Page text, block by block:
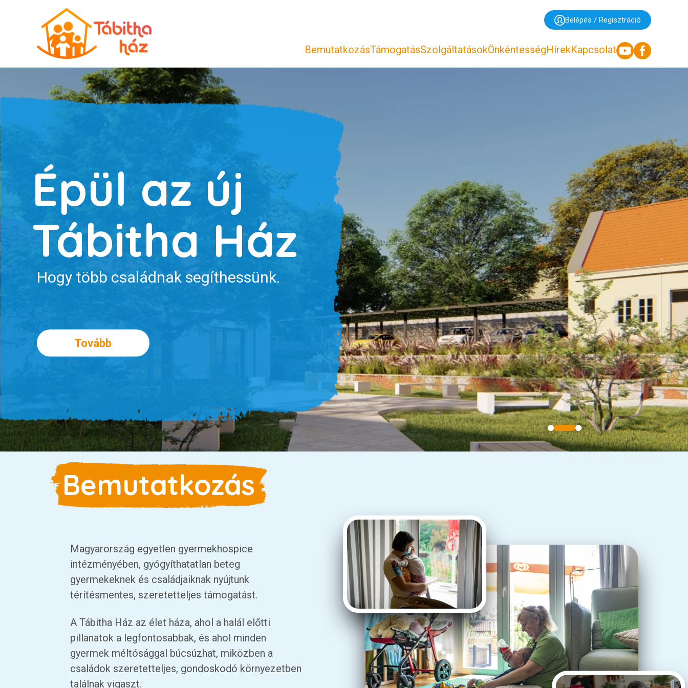
Belépés / Regisztráció
BemutatkozásTámogatásSzolgáltatásokÖnkéntességHírekKapcsolat
Épül az új
Tábitha Ház
Hogy több családnak segíthessünk.
Tovább
Bemutatkozás
Magyarország egyetlen gyermekhospice
intézményében, gyógyíthatatlan beteg
gyermekeknek és családjaiknak nyújtunk
térítésmentes, szeretetteljes támogatást.
A Tábitha Ház az élet háza, ahol a halál előtti
pillanatok a legfontosabbak, és ahol minden
gyermek méltósággal búcsúzhat, miközben a
családok szeretetteljes, gondoskodó környezetben
találnak vigaszt.